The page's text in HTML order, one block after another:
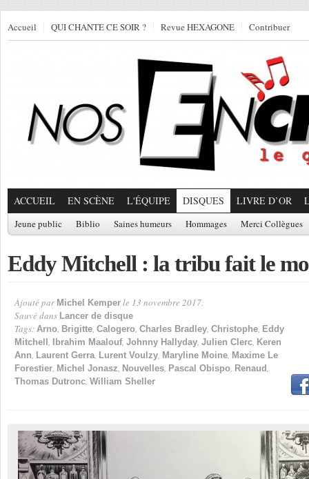
Accueil QUI CHANTE CE SOIR ? Revue HEXAGONE Contribuer
ACCUEIL EN SCÈNE L'ÉQUIPE DISQUES LIVRE D’OR
Jeune public Biblio Saines humeurs Hommages Merci Collègues
Eddy Mitchell : la tribu fait le
Ajouté par Michel Kemper le 13 novembre 2017.
Sauvé dans Lancer de disque
Tags: Arno, Brigitte, Calogero, Charles Bradley, Christophe, Eddy
Mitchell , Ibrahim Maalouf, Johnny Hallyday, Julien Clerc, Keren
Ann, Laurent Gerra, Lurent Voulzy, Maryline Moine, Maxime Le
Forestier, Michel Jonasz, Nouvelles, Pascal Obispo, Renaud,
Thomas Dutronc, William Sheller